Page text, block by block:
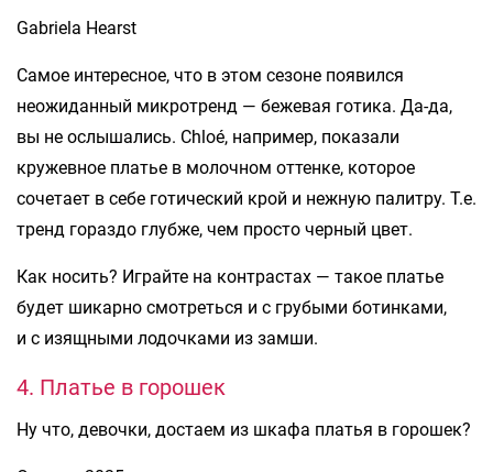
Gabriela Hearst
Самое интересное, что в этом сезоне появился
неожиданный микротренд — бежевая готика. Да-да,
вы не ослышались. Chloé, например, показали
кружевное платье в молочном оттенке, которое
сочетает в себе готический крой и нежную палитру. Т.е.
тренд гораздо глубже, чем просто черный цвет.
Как носить? Играйте на контрастах — такое платье
будет шикарно смотреться и с грубыми ботинками,
и с изящными лодочками из замши.
4. Платье в горошек
Ну что, девочки, достаем из шкафа платья в горошек?